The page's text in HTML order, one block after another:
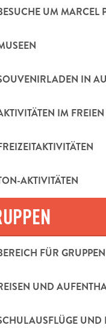
UM MARCEL
IN
IM FREIEN
AKTIVITÄTEN
FÜR GRUPPEN
UND
UND